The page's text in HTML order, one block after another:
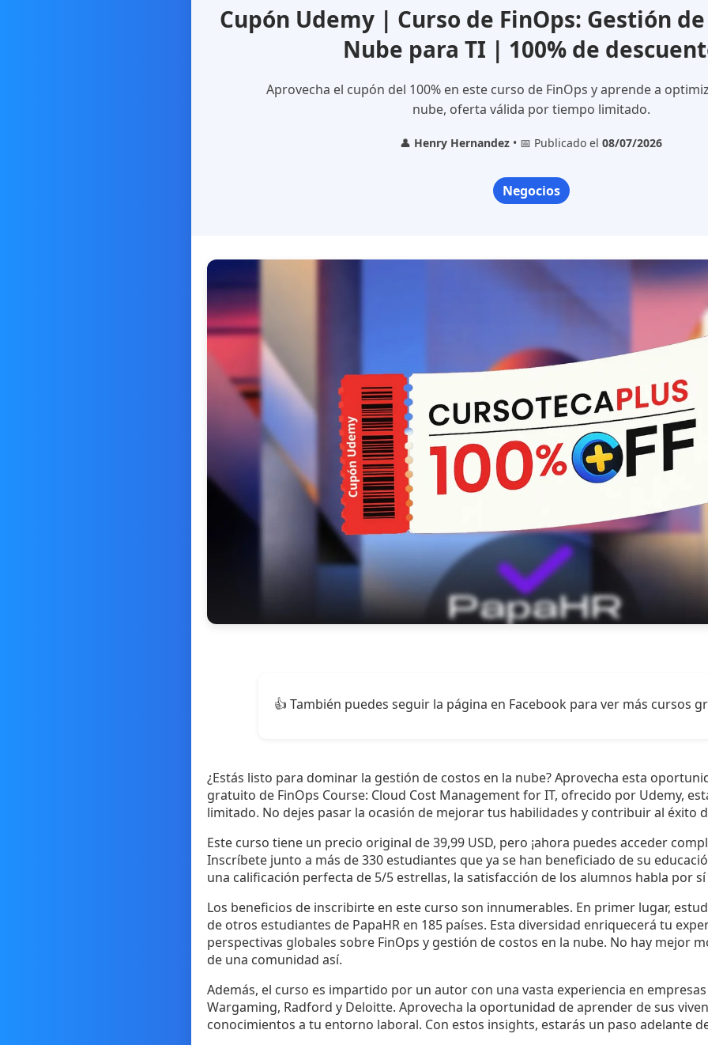
Cupón Udemy | Curso de FinOps: Gestión
Nube para TI | 100% de
Aprovecha el cupón del 100% en este curso de FinOps y aprende a
nube, oferta válida por tiempo limitado.
👤 Henry Hernandez • 📅 Publicado el 08/07/2026
Negocios
👍 También puedes seguir la página en Facebook para ver más cursos
¿Estás listo para dominar la gestión de costos en la nube? Aprovecha esta
gratuito de FinOps Course: Cloud Cost Management for IT, ofrecido por Udemy,
limitado. No dejes pasar la ocasión de mejorar tus habilidades y contribuir al éxito
Este curso tiene un precio original de 39,99 USD, pero ¡ahora puedes acceder
Inscríbete junto a más de 330 estudiantes que ya se han beneficiado de su
una calificación perfecta de 5/5 estrellas, la satisfacción de los alumnos habla por
Los beneficios de inscribirte en este curso son innumerables. En primer lugar,
de otros estudiantes de PapaHR en 185 países. Esta diversidad enriquecerá tu
perspectivas globales sobre FinOps y gestión de costos en la nube. No hay mejor
de una comunidad así.
Además, el curso es impartido por un autor con una vasta experiencia en
Wargaming, Radford y Deloitte. Aprovecha la oportunidad de aprender de sus
conocimientos a tu entorno laboral. Con estos insights, estarás un paso adelante